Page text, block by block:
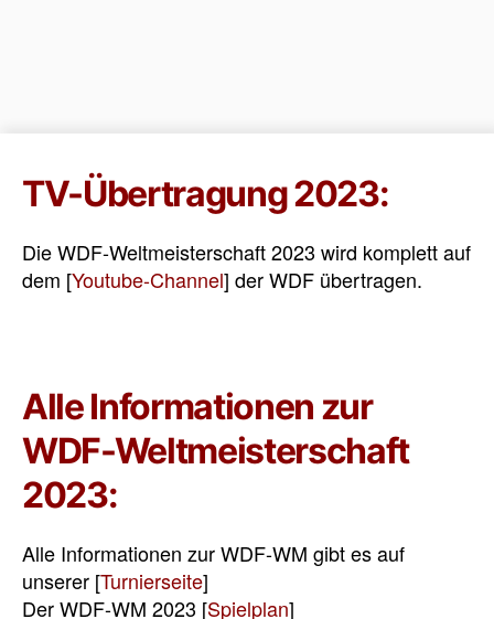
TV-Übertragung 2023:
Die WDF-Weltmeisterschaft 2023 wird komplett auf
dem [Youtube-Channel] der WDF übertragen.
Alle Informationen zur
WDF-Weltmeisterschaft
2023:
Alle Informationen zur WDF-WM gibt es auf
unserer [Turnierseite]
Der WDF-WM 2023 [Spielplan]